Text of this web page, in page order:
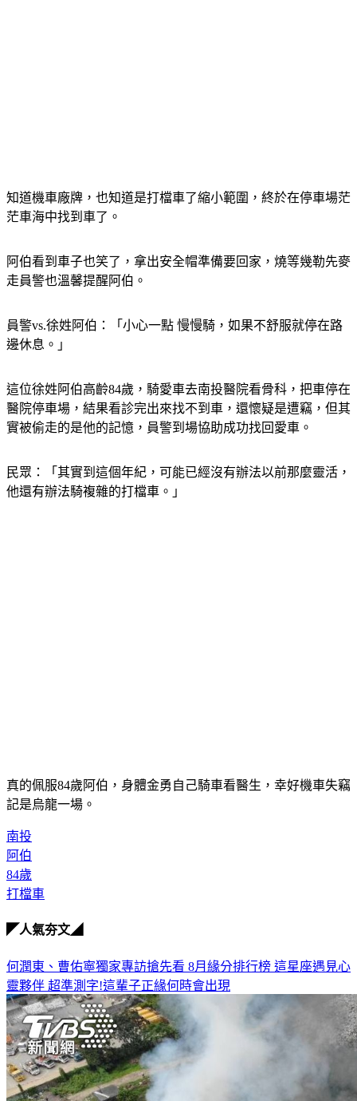
知道機車廠牌，也知道是打檔車了縮小範圍，終於在停車場茫
茫車海中找到車了。
阿伯看到車子也笑了，拿出安全帽準備要回家，燒等幾勒先麥
走員警也溫馨提醒阿伯。
員警vs.徐姓阿伯：「小心一點 慢慢騎，如果不舒服就停在路
邊休息。」
這位徐姓阿伯高齡84歲，騎愛車去南投醫院看骨科，把車停在
醫院停車場，結果看診完出來找不到車，還懷疑是遭竊，但其
實被偷走的是他的記憶，員警到場協助成功找回愛車。
民眾：「其實到這個年紀，可能已經沒有辦法以前那麼靈活，
他還有辦法騎複雜的打檔車。」
真的佩服84歲阿伯，身體金勇自己騎車看醫生，幸好機車失竊
記是烏龍一場。
南投
阿伯
84歲
打檔車
◤人氣夯文◢
何潤東、曹佑寧獨家專訪搶先看 8月緣分排行榜 這星座遇見心
靈夥伴 超準測字!這輩子正緣何時會出現